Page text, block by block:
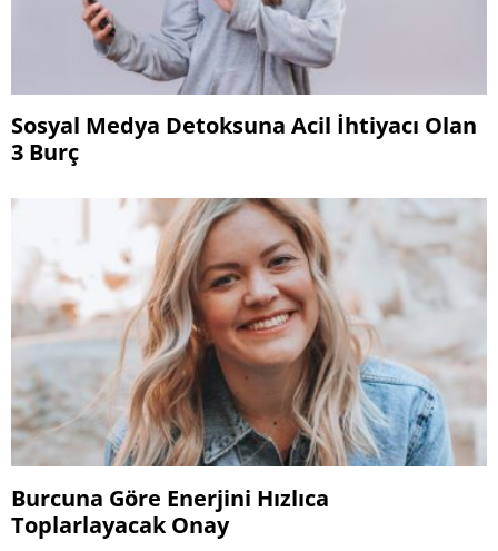
Sosyal Medya Detoksuna Acil İhtiyacı Olan
3 Burç
Burcuna Göre Enerjini Hızlıca
Toplarlayacak Onay